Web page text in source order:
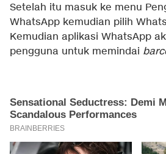
Setelah itu masuk ke menu
WhatsApp kemudian pilih
Kemudian aplikasi WhatsApp
pengguna untuk memindai